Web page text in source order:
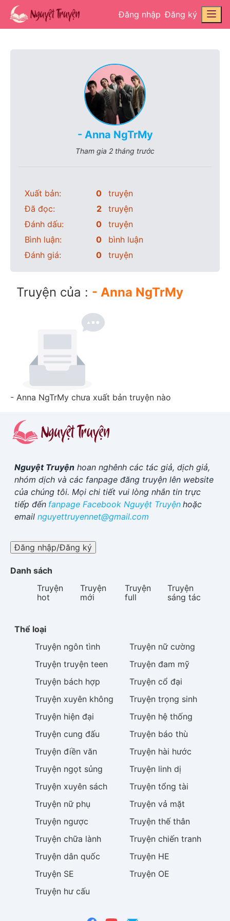
Đăng nhập Đăng ký
- Anna NgTrMy
Tham gia 2 tháng trước
Xuất bản: 0
truyện
Đã đọc:
2
truyện
Đánh dấu:
0
truyện
Bình luận:
0
bình luận
Đánh giá:
0 truyện
Truyện của : - Anna NgTrMy
- Anna NgTrMy chưa xuất bản truyện nào
Nguyệt Truyện hoan nghênh các tác giả, dịch giả,
nhóm dịch và các fanpage đăng truyện lên website
của chúng tôi. Mọi chi tiết vui lòng nhắn tin trực
tiếp đến fanpage Facebook Nguyệt Truyện hoặc
email nguyettruyennet@gmail.com
Đăng nhập/Đăng ký
Danh sách
Truyện
hot
Truyện
mới
Truyện
full
Truyện
sáng tác
Thể loại
Truyện ngôn tình Truyện nữ cường
Truyện truyện teen Truyện đam mỹ
Truyện bách hợp Truyện cổ đại
Truyện xuyên không Truyện trọng sinh
Truyện hiện đại Truyện hệ thống
Truyện cung đấu Truyện báo thù
Truyện điền văn Truyện hài hước
Truyện ngọt sủng Truyện linh dị
Truyện xuyên sách Truyện tổng tài
Truyện nữ phụ Truyện vả mặt
Truyện ngược Truyện thế thân
Truyện chữa lành Truyện chiến tranh
Truyện dân quốc Truyện HE
Truyện SE Truyện OE
Truyện hư cấu